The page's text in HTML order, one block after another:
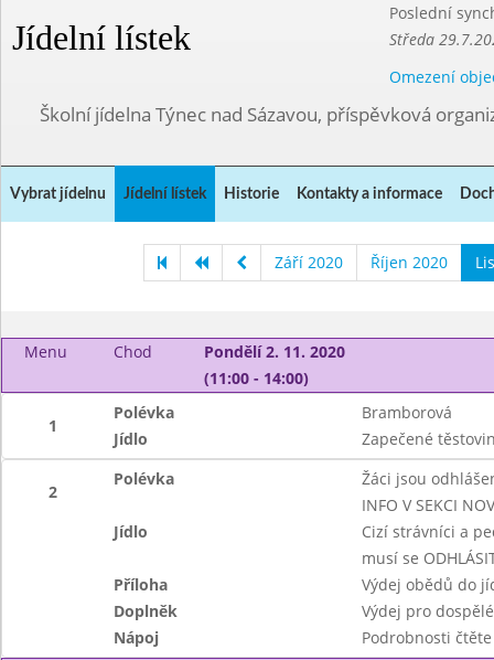
Jídelní lístek
Poslední
Středa
Omezení
Školní jídelna Týnec nad Sázavou, příspěvková
Vybrat jídelnu Jídelní lístek Historie Kontakty a informace
Září 2020 Říjen 2020
Menu Chod
Pondělí 2. 11. 2020
(11:00 - 14:00)
1
Polévka
Bramborová
Jídlo
Zapečené
2
Polévka
Žáci jsou
INFO V SEKCI
Jídlo
Cizí strávníci a
musí se
Příloha
Výdej obědů do
Doplněk
Výdej pro dospělé
Nápoj
Podrobnosti